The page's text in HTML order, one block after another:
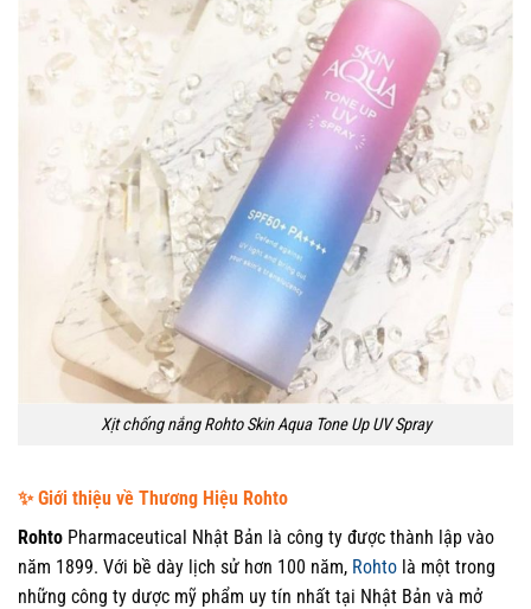
Xịt chống nắng Rohto Skin Aqua Tone Up UV Spray
✨ Giới thiệu về Thương Hiệu Rohto
Rohto Pharmaceutical Nhật Bản là công ty được thành lập vào
năm 1899. Với bề dày lịch sử hơn 100 năm, Rohto là một trong
những công ty dược mỹ phẩm uy tín nhất tại Nhật Bản và mở